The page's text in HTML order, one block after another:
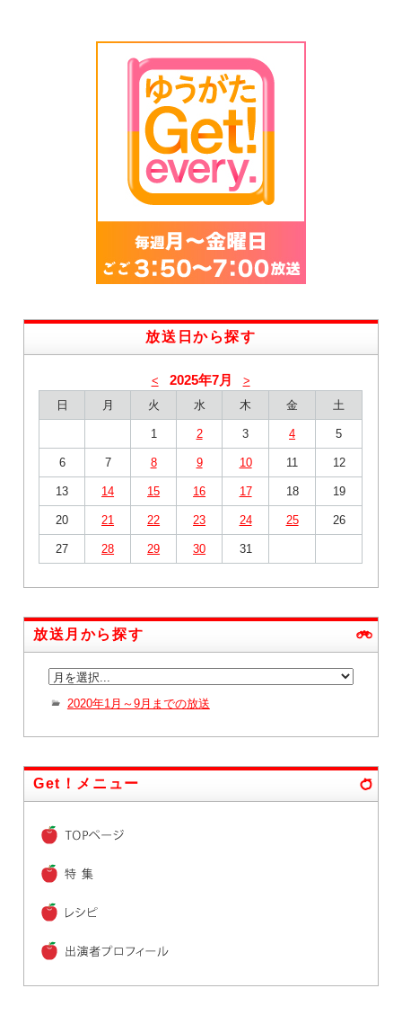
放送日から探す
< 2025年7月
>
日
月 火 水 木 金 土
1 2 3 4 5
6 7 8 9 10 11 12
13 14 15 16 17 18 19
20 21 22 23 24 25 26
27 28 29 30 31
放送月から探す
2020年1月～9月までの放送
Get！メニュー